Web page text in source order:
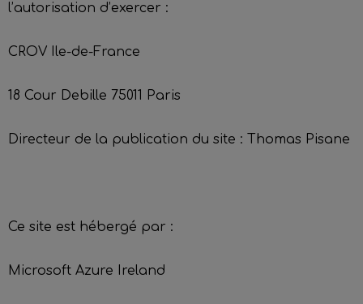
l’autorisation d’exercer :
CROV Ile-de-France
18 Cour Debille 75011 Paris
Directeur de la publication du site : Thomas Pisane
Ce site est hébergé par :
Microsoft Azure Ireland